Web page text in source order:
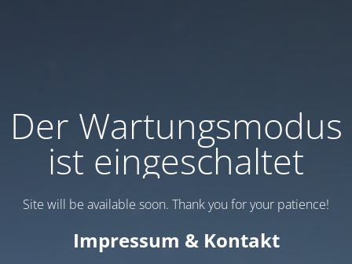
Der Wartungsmodus
ist eingeschaltet
Site will be available soon. Thank you for your patience!
Impressum & Kontakt